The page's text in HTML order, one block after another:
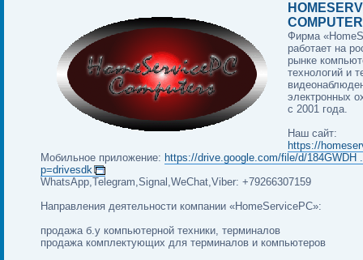
Фирма
работает на
рынке
технологий и
электронных
с 2001 года.
Наш сайт:
https://
Мобильное приложение: https://drive.google.com/file/d/184GWDH
p=drivesdk
WhatsApp,Telegram,Signal,WeChat,Viber: +79266307159
Направления деятельности компании «HomeServicePC»:
продажа б.у компьютерной техники, терминалов
продажа комплектующих для терминалов и компьютеров